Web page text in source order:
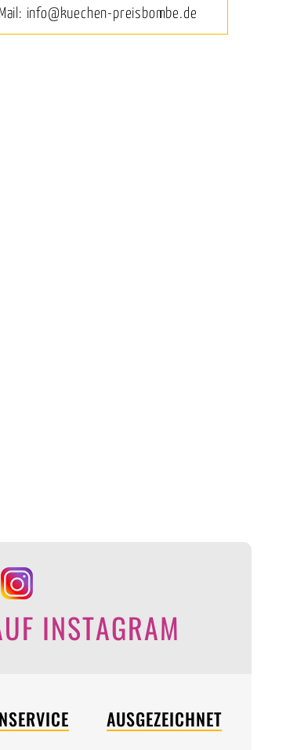
info@kuechen-preisbombe.de
INSTAGRAM
AUSGEZEICHNET